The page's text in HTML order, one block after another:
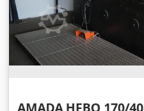
AMADA HFBO 170/40